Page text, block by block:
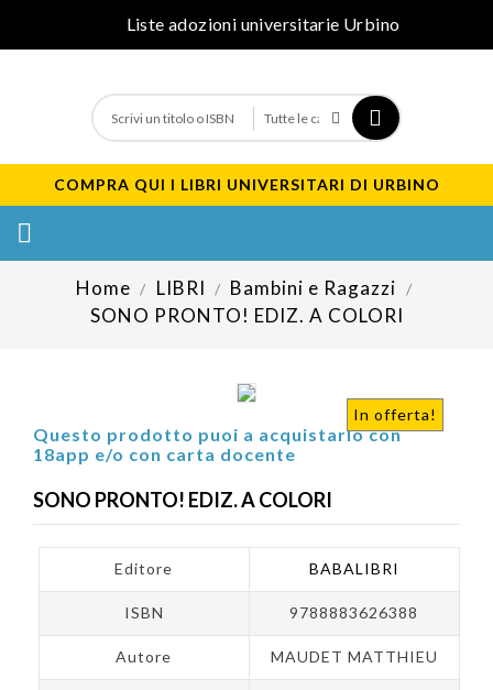
Liste adozioni universitarie Urbino
COMPRA QUI I LIBRI UNIVERSITARI DI URBINO

Home LIBRI
Bambini e Ragazzi
SONO PRONTO! EDIZ. A COLORI
In offerta!
Questo prodotto puoi a acquistarlo con
18app e/o con carta docente
SONO PRONTO! EDIZ. A COLORI
Editore BABALIBRI
ISBN 9788883626388
Autore MAUDET MATTHIEU